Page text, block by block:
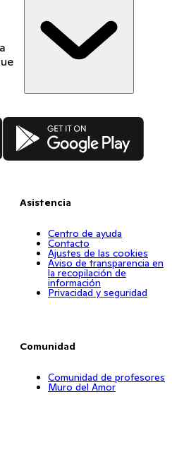
Google Play
Asistencia
Centro de ayuda
Contacto
Ajustes de las cookies
Aviso de transparencia en
la recopilación de
información
Privacidad y seguridad
Comunidad
Comunidad de profesores
Muro del Amor